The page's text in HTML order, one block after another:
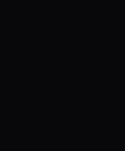
Navigation: Information
(les mises à jour ne sont
Personal
- Services eDrive
en noir à haute brillance :